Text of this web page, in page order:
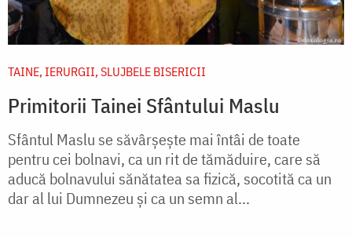
TAINE, IERURGII, SLUJBELE BISERICII
Primitorii Tainei Sfântului Maslu
Sfântul Maslu se săvârşește mai întâi de toate
pentru cei bolnavi, ca un rit de tămăduire, care să
aducă bolnavului sănătatea sa fizică, socotită ca un
dar al lui Dumnezeu şi ca un semn al...